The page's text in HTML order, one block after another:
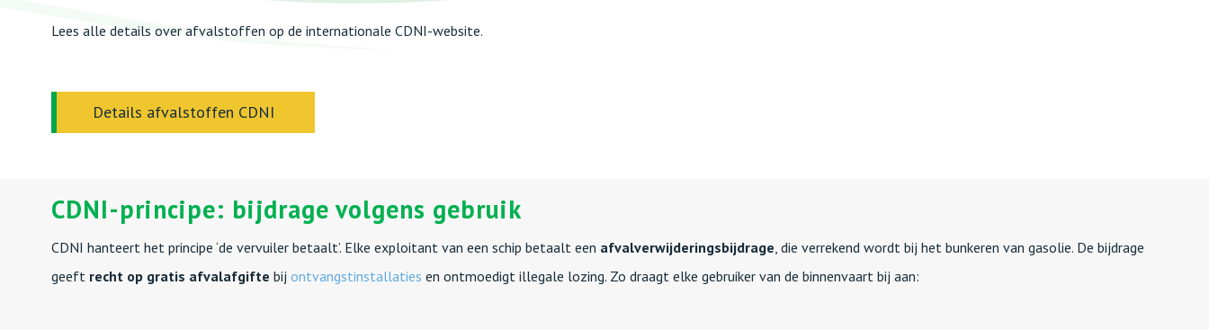
Lees alle details over afvalstoffen op de internationale CDNI-website.
Details afvalstoffen CDNI
CDNI-principe: bijdrage volgens gebruik
CDNI hanteert het principe ‘de vervuiler betaalt’. Elke exploitant van een schip betaalt een afvalverwijderingsbijdrage, die verrekend wordt bij het bunkeren van gasolie. De bijdrage
geeft recht op gratis afvalafgifte bij ontvangstinstallaties en ontmoedigt illegale lozing. Zo draagt elke gebruiker van de binnenvaart bij aan: